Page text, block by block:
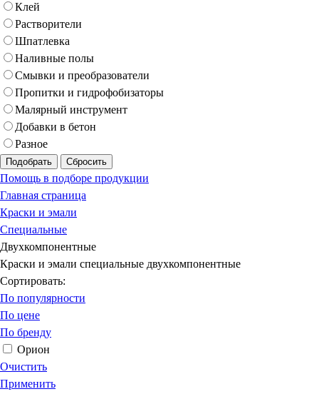
Клей
Растворители
Шпатлевка
Наливные полы
Смывки и преобразователи
Пропитки и гидрофобизаторы
Малярный инструмент
Добавки в бетон
Разное
Подобрать Сбросить
Помощь в подборе продукции
Главная страница
Краски и эмали
Специальные
Двухкомпонентные
Краски и эмали специальные двухкомпонентные
Сортировать:
По популярности
По цене
По бренду
Орион
Очистить
Применить